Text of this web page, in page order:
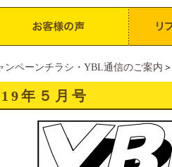
ンペーンチラシ・YBL通信のご案内 ＞
年５月号